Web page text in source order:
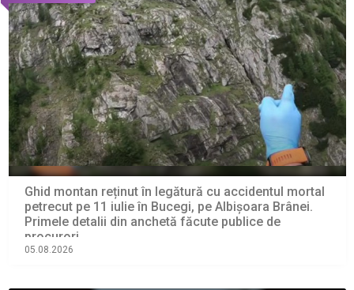
Ghid montan reținut în legătură cu accidentul mortal
petrecut pe 11 iulie în Bucegi, pe Albișoara Brânei.
Primele detalii din anchetă făcute publice de
procurori
05.08.2026